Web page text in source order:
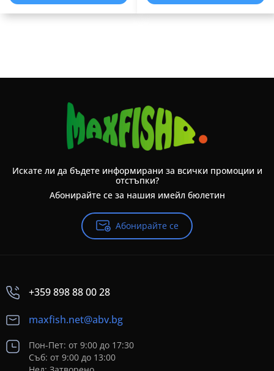
Искате ли да бъдете информирани за всички промоции и
отстъпки?
Абонирайте се за нашия имейл бюлетин
Абонирайте се
+359 898 88 00 28
maxfish.net@abv.bg
Пон-Пет: от 9:00 до 17:30
Съб: от 9:00 до 13:00